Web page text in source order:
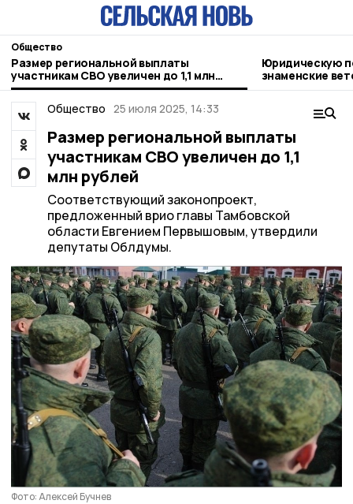
Общество
Размер региональной выплаты
участникам СВО увеличен до 1,1 млн
рублей
Юридическую
знаменские
Общество 25 июля 2025, 14:33
Размер региональной выплаты
участникам СВО увеличен до 1,1
млн рублей
Соответствующий законопроект,
предложенный врио главы Тамбовской
области Евгением Первышовым, утвердили
депутаты Облдумы.
Фото: Алексей Бучнев